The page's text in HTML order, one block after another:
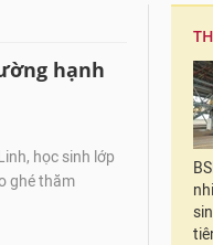
hạnh
học sinh lớp
ghé thăm